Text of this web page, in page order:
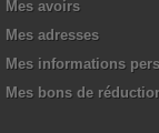
Mes avoirs
Mes adresses
Mes informations
Mes bons de